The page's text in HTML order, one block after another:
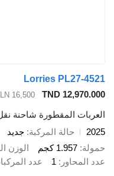
Lorries
TND
PLN 16,500
≈ €3,832
شاحنة نقل السيارات
المركبة جديد
كجم
الوزن الصافي 743 كجم
1 عدد المركبات 1